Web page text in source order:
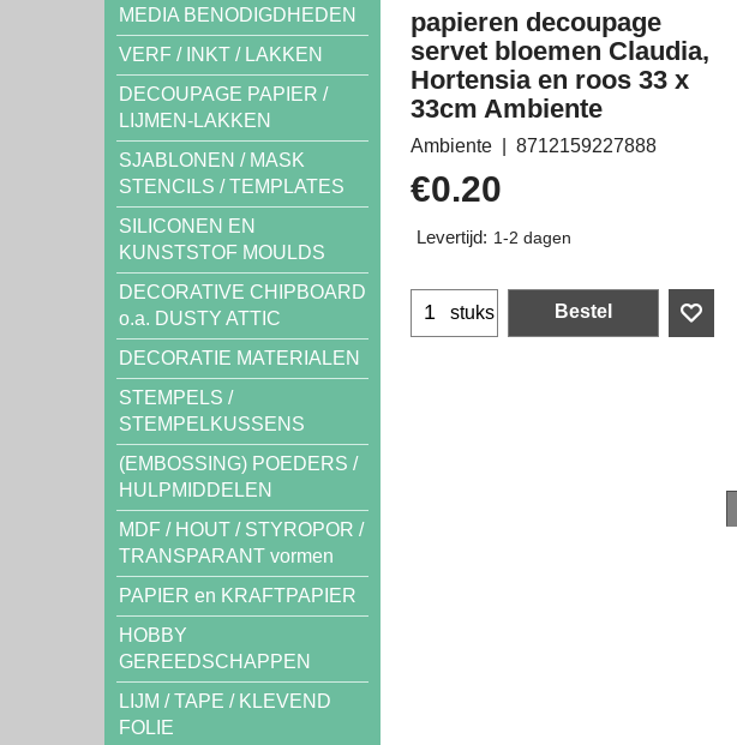
MEDIA BENODIGDHEDEN
VERF / INKT / LAKKEN
DECOUPAGE PAPIER /
LIJMEN-LAKKEN
SJABLONEN / MASK
STENCILS / TEMPLATES
SILICONEN EN
KUNSTSTOF MOULDS
DECORATIVE CHIPBOARD
o.a. DUSTY ATTIC
DECORATIE MATERIALEN
STEMPELS /
STEMPELKUSSENS
(EMBOSSING) POEDERS /
HULPMIDDELEN
MDF / HOUT / STYROPOR /
TRANSPARANT vormen
PAPIER en KRAFTPAPIER
HOBBY
GEREEDSCHAPPEN
LIJM / TAPE / KLEVEND
FOLIE
papieren decoupage
servet bloemen Claudia,
Hortensia en roos 33 x
33cm Ambiente
Ambiente 8712159227888
€0.20
Levertijd: 1-2 dagen
stuks Bestel